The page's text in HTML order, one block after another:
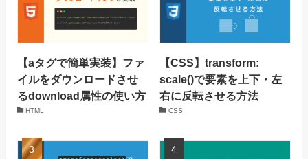
【aタグで簡単実装】ファ
イルをダウンロードさせ
るdownload属性の使い方
HTML
【CSS】transform:
scale()で要素を上下・左
右に反転させる方法
CSS